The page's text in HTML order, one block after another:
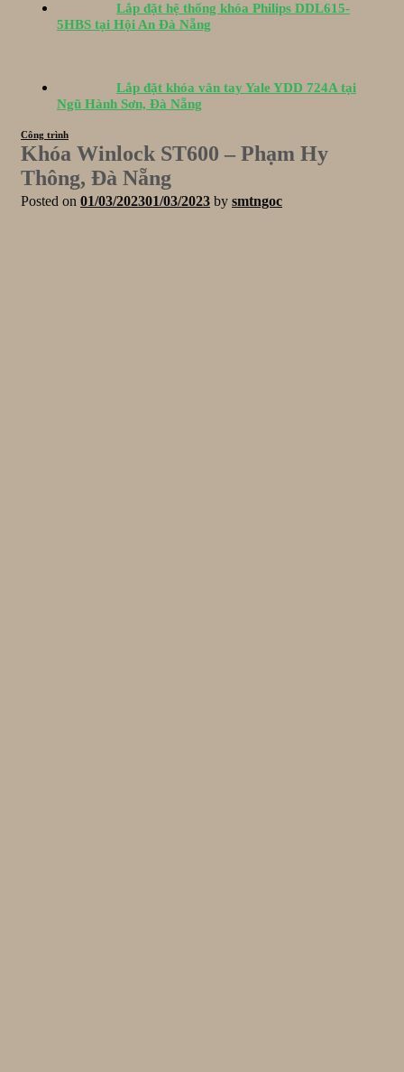
Lắp đặt hệ thống khóa Philips DDL615-
5HBS tại Hội An Đà Nẵng
Lắp đặt khóa vân tay Yale YDD 724A tại
Ngũ Hành Sơn, Đà Nẵng
Công trình
Khóa Winlock ST600 – Phạm Hy
Thông, Đà Nẵng
Posted on 01/03/202301/03/2023 by smtngoc